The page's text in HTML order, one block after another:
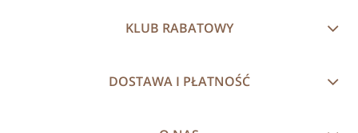
KLUB RABATOWY
DOSTAWA I PŁATNOŚĆ